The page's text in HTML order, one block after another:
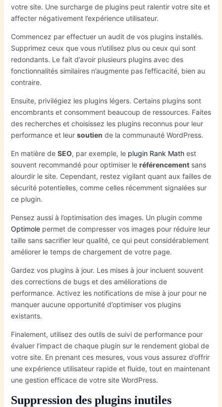
votre site. Une surcharge de plugins peut ralentir votre site et
affecter négativement l’expérience utilisateur.
Commencez par effectuer un audit de vos plugins installés.
Supprimez ceux que vous n’utilisez plus ou ceux qui sont
redondants. Le fait d’avoir plusieurs plugins avec des
fonctionnalités similaires n’augmente pas l’efficacité, bien au
contraire.
Ensuite, privilégiez les plugins légers. Certains plugins sont
encombrants et consomment beaucoup de ressources. Faites
des recherches et choisissez les plugins reconnus pour leur
performance et leur soutien de la communauté WordPress.
En matière de SEO, par exemple, le plugin Rank Mathest
souvent recommandé pour optimiser le référencementsans
alourdir le site. Cependant, restez vigilant quant aux failles de
sécurité potentielles, comme celles récemment signalées sur
ce plugin.
Pensez aussi à l’optimisation des images. Un plugin comme
Optimolepermet de compresser vos images pour réduire leur
taille sans sacrifier leur qualité, ce qui peut considérablement
améliorer le temps de chargement de votre page.
Gardez vos plugins à jour. Les mises à jour incluent souvent
des corrections de bugs et des améliorations de
performance. Activez les notifications de mise à jour pour ne
manquer aucune opportunité d’optimiser vos plugins
existants.
Finalement, utilisez des outils de suivi de performance pour
évaluer l’impact de chaque plugin sur le rendement global de
votre site. En prenant ces mesures, vous vous assurez d’offrir
une expérience utilisateur rapide et fluide, tout en maintenant
une gestion efficace de votre site WordPress.
Suppression des plugins inutiles